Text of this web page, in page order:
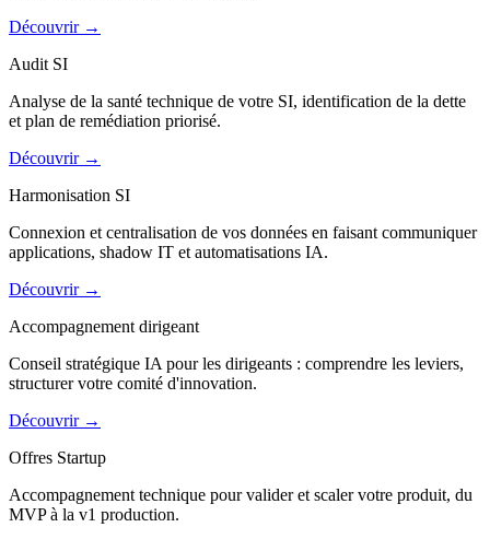
Découvrir →
Audit SI
Analyse de la santé technique de votre SI, identification de la dette
et plan de remédiation priorisé.
Découvrir →
Harmonisation SI
Connexion et centralisation de vos données en faisant communiquer
applications, shadow IT et automatisations IA.
Découvrir →
Accompagnement dirigeant
Conseil stratégique IA pour les dirigeants : comprendre les leviers,
structurer votre comité d'innovation.
Découvrir →
Offres Startup
Accompagnement technique pour valider et scaler votre produit, du
MVP à la v1 production.